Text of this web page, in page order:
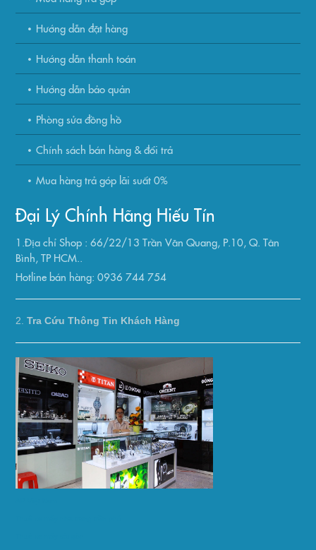
Hướng dẫn đặt hàng
Hướng dẫn thanh toán
Hướng dẫn bảo quản
Phòng sửa đồng hồ
Chính sách bán hàng & đổi trả
Mua hàng trả góp lãi suất 0%
Đại Lý Chính Hãng Hiếu Tín
1.Địa chỉ Shop : 66/22/13 Trần Văn Quang, P.10, Q. Tân
Bình, TP HCM..
Hotline bán hàng: 0936 744 754
2.Tra Cứu Thông Tin Khách Hàng